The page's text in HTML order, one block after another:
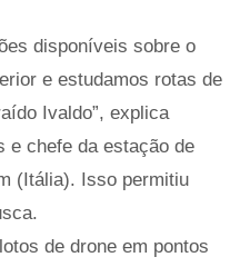
disponíveis sobre o
e estudamos rotas de
Ivaldo”, explica
e chefe da estação de
(Itália). Isso permitiu
de drone em pontos